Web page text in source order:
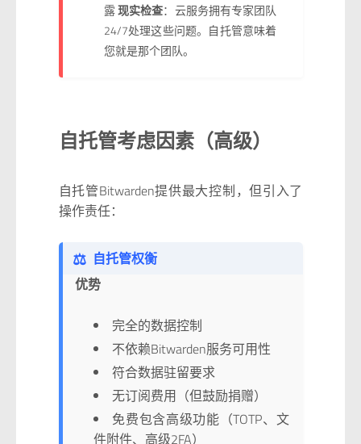
露现实检查：云服务拥有专家团队
24/7处理这些问题。自托管意味着
您就是那个团队。
自托管考虑因素（高级）
自托管Bitwarden提供最大控制，但引入了
操作责任：
⚖️ 自托管权衡
优势
完全的数据控制
不依赖Bitwarden服务可用性
符合数据驻留要求
无订阅费用（但鼓励捐赠）
免费包含高级功能（TOTP、文
件附件、高级2FA）